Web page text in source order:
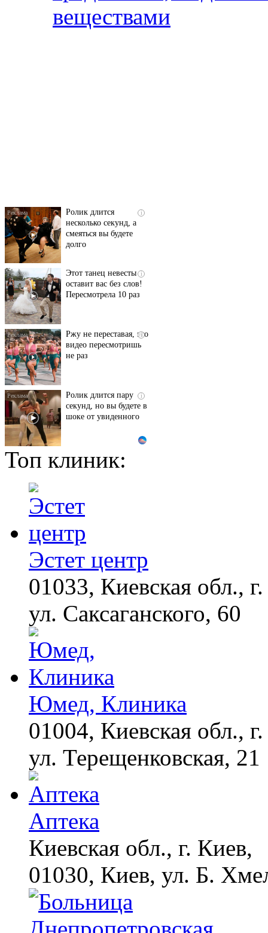
веществами
i
Ролик длится
несколько секунд, а
смеяться вы будете
долго
i
Этот танец невесты
оставит вас без слов!
Пересмотрела 10 раз
i
Ржу не переставая, это
видео пересмотришь
не раз
i
Ролик длится пару
секунд, но вы будете в
шоке от увиденного
Ролик из Омска: вы
будете смеяться долго
Королева вагона
оставит равнодушным
Топ клиник:
Эстет центр
01033, Киевская обл.,
ул. Саксаганского, 60
Юмед, Клиника
01004, Киевская обл.,
ул. Терещенковская, 21
Аптека
Киевская обл., г. Киев,
01030, Киев, ул. Б.